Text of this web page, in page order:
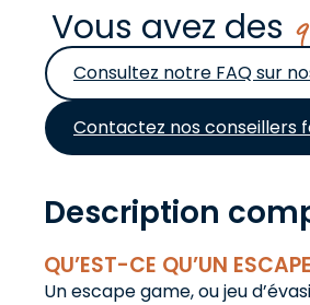
Vous avez des
Consultez notre FAQ sur
Contactez nos conseillers
Description
QU’EST-CE QU’UN
Un escape game, ou jeu